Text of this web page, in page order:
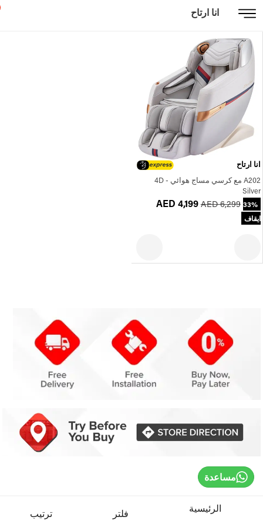
انا ارتاح
انا ارتاح
A202 مع كرسي مساج هوائي 4D -
Silver
AED 4,199 AED 6,299 33%
ايقاف
الرئيسية فلتر ترتيب
مساعدة